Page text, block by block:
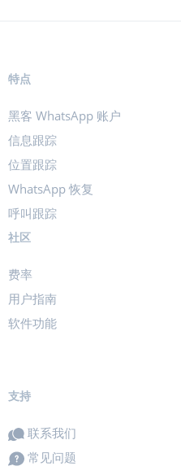
特点
黑客 WhatsApp 账户
信息跟踪
位置跟踪
WhatsApp 恢复
呼叫跟踪
社区
费率
用户指南
软件功能
支持
联系我们
常见问题